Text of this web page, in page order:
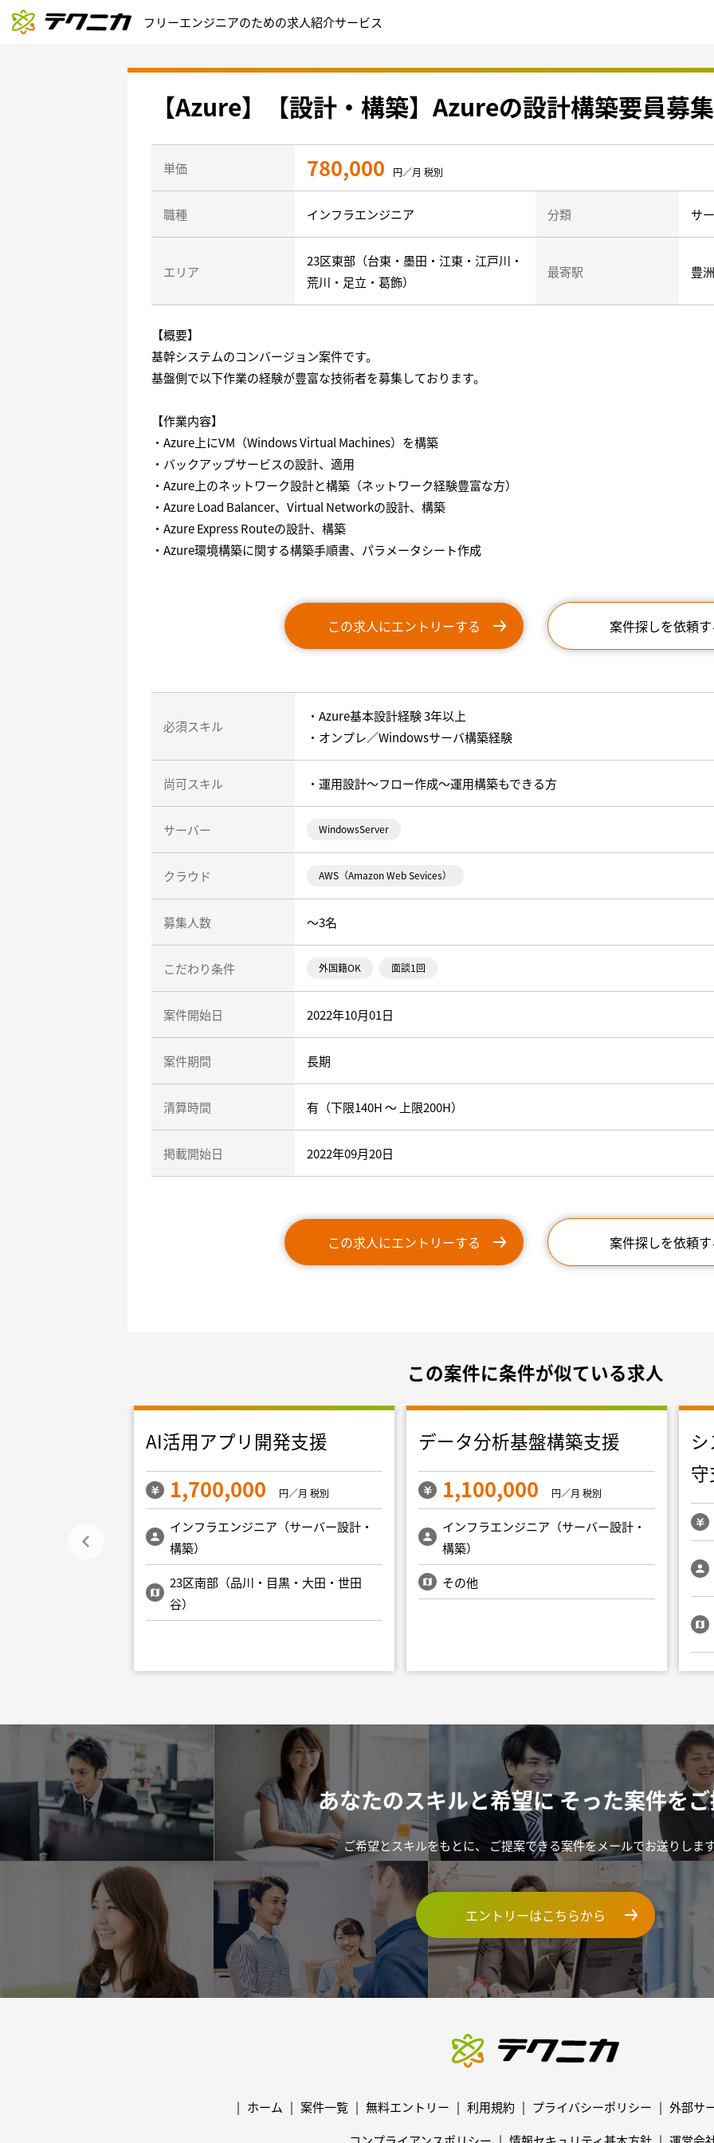
フリーエンジニアのための求人紹介サービス
【Azure】【設計・構築】Azureの設計構築要員募集
単価 780,000 円／月 税別
職種 インフラエンジニア 分類 サ
エリア
23区東部（台東・墨田・江東・江戸川・
荒川・足立・葛飾）
最寄駅 豊
【概要】
基幹システムのコンバージョン案件です。
基盤側で以下作業の経験が豊富な技術者を募集しております。
【作業内容】
・Azure上にVM（Windows Virtual Machines）を構築
・バックアップサービスの設計、適用
・Azure上のネットワーク設計と構築（ネットワーク経験豊富な方）
・Azure Load Balancer、Virtual Networkの設計、構築
・Azure Express Routeの設計、構築
・Azure環境構築に関する構築手順書、パラメータシート作成
この求人にエントリーする 案件探しを依頼
必須スキル
・Azure基本設計経験 3年以上
・オンプレ／Windowsサーバ構築経験
尚可スキル ・運用設計～フロー作成～運用構築もできる方
サーバー WindowsServer
クラウド AWS（Amazon Web Sevices）
募集人数 ～3名
こだわり条件 外国籍OK 面談1回
案件開始日 2022年10月01日
案件期間 長期
清算時間 有（下限140H ～ 上限200H）
掲載開始日 2022年09月20日
この求人にエントリーする 案件探しを依頼
この案件に条件が似ている求人
AI活用アプリ開発支援
1,700,000 円／月 税別
インフラエンジニア（サーバー設計・
構築）
23区南部（品川・目黒・大田・世田
谷）
データ分析基盤構築支援
1,100,000 円／月 税別
インフラエンジニア（サーバー設計・
構築）
その他
あなたのスキルと希望にそった案件を
ご希望とスキルをもとに、 ご提案できる案件をメールでお送りしま
エントリーはこちらから
ホーム 案件一覧 無料エントリー 利用規約 プライバシーポリシー
外部サ